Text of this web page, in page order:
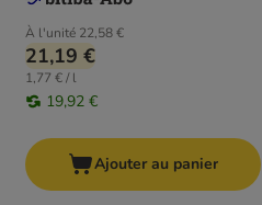
À l'unité 22,58 €
21,19 €
1,77 € / l
19,92 €
Ajouter au panier